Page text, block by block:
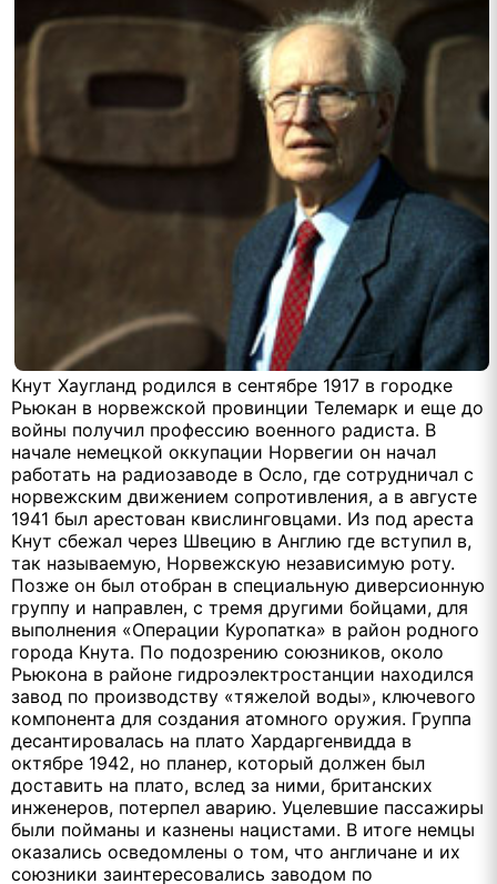
Кнут Хаугланд родился в сентябре 1917 в городке
Рьюкан в норвежской провинции Телемарк и еще до
войны получил профессию военного радиста. В
начале немецкой оккупации Норвегии он начал
работать на радиозаводе в Осло, где сотрудничал с
норвежским движением сопротивления, а в августе
1941 был арестован квислинговцами. Из под ареста
Кнут сбежал через Швецию в Англию где вступил в,
так называемую, Норвежскую независимую роту.
Позже он был отобран в специальную диверсионную
группу и направлен, с тремя другими бойцами, для
выполнения «Операции Куропатка» в район родного
города Кнута. По подозрению союзников, около
Рьюкона в районе гидроэлектростанции находился
завод по производству «тяжелой воды», ключевого
компонента для создания атомного оружия. Группа
десантировалась на плато Хардаргенвидда в
октябре 1942, но планер, который должен был
доставить на плато, вслед за ними, британских
инженеров, потерпел аварию. Уцелевшие пассажиры
были пойманы и казнены нацистами. В итоге немцы
оказались осведомлены о том, что англичане и их
союзники заинтересовались заводом по